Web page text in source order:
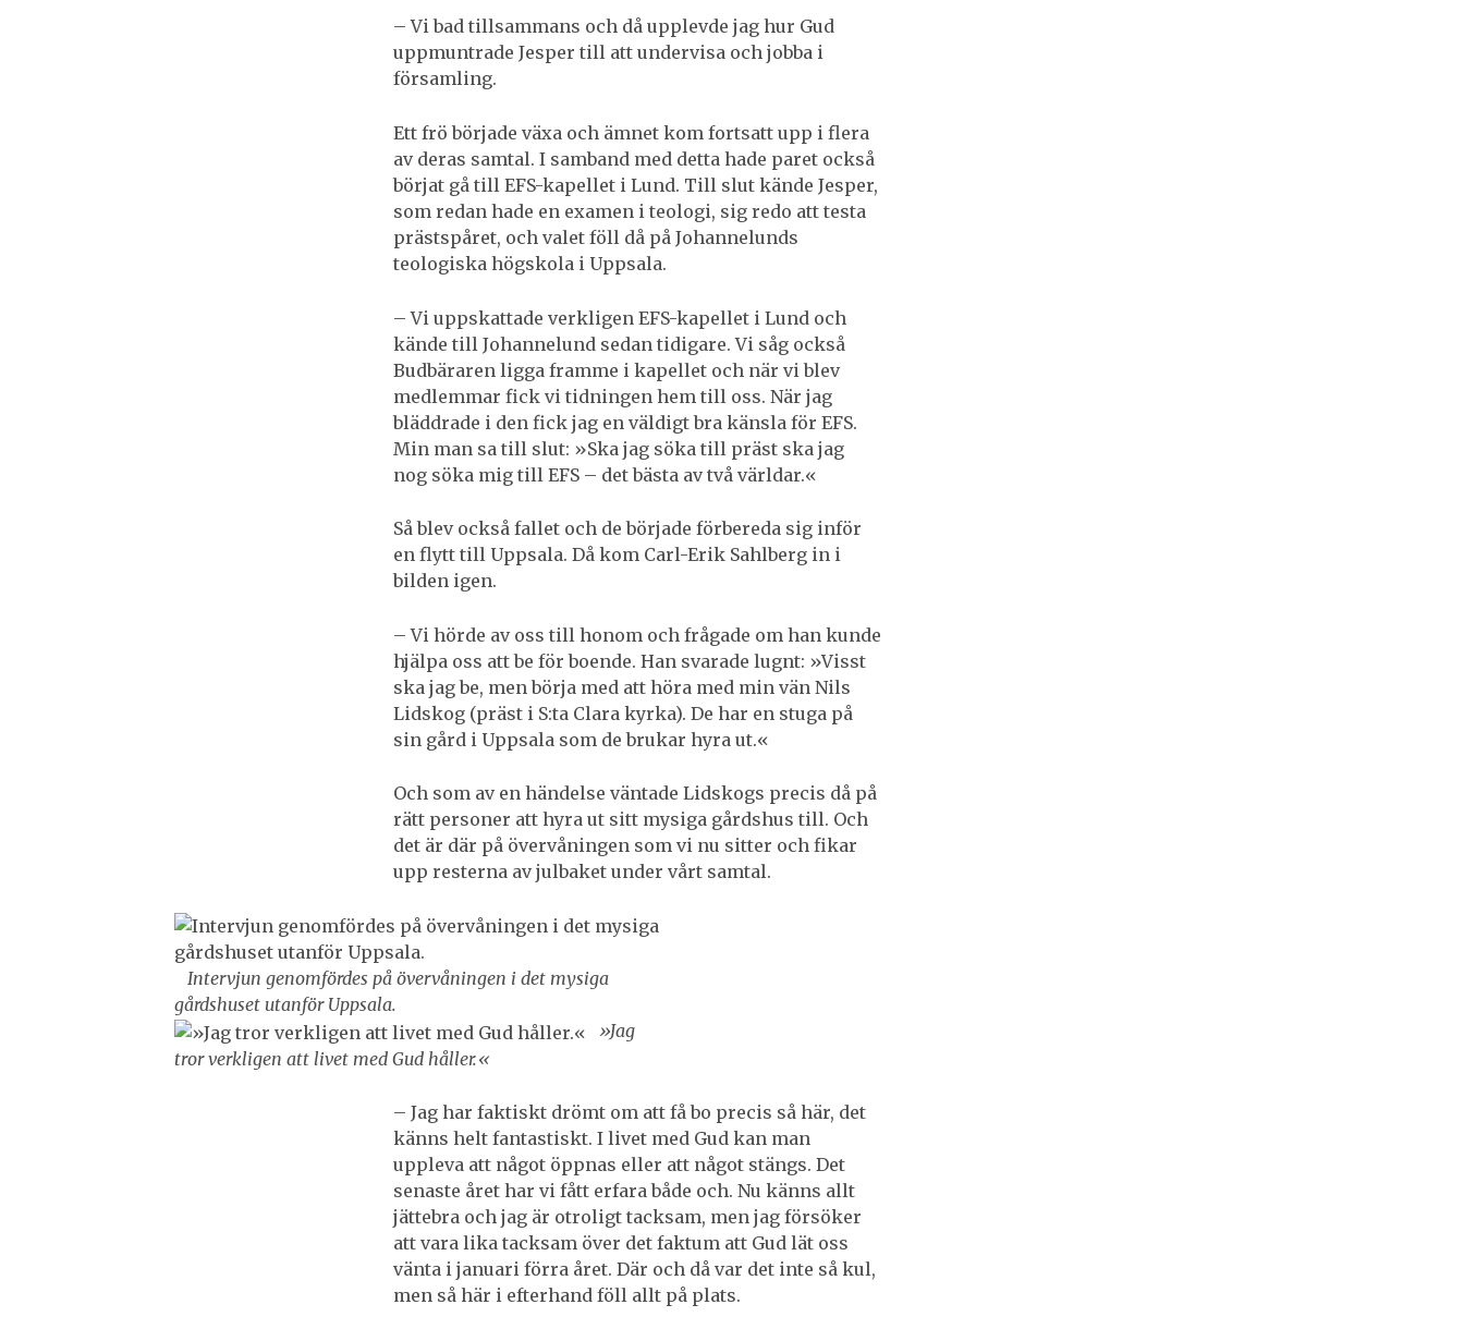
– Vi bad tillsammans och då upplevde jag hur Gud
uppmuntrade Jesper till att undervisa och jobba i
församling.
Ett frö började växa och ämnet kom fortsatt upp i flera
av deras samtal. I samband med detta hade paret också
börjat gå till EFS-kapellet i Lund. Till slut kände Jesper,
som redan hade en examen i teologi, sig redo att testa
prästspåret, och valet föll då på Johannelunds
teologiska högskola i Uppsala.
– Vi uppskattade verkligen EFS-kapellet i Lund och
kände till Johannelund sedan tidigare. Vi såg också
Budbäraren ligga framme i kapellet och när vi blev
medlemmar fick vi tidningen hem till oss. När jag
bläddrade i den fick jag en väldigt bra känsla för EFS.
Min man sa till slut: »Ska jag söka till präst ska jag
nog söka mig till EFS – det bästa av två världar.«
Så blev också fallet och de började förbereda sig inför
en flytt till Uppsala. Då kom Carl-Erik Sahlberg in i
bilden igen.
– Vi hörde av oss till honom och frågade om han kunde
hjälpa oss att be för boende. Han svarade lugnt: »Visst
ska jag be, men börja med att höra med min vän Nils
Lidskog (präst i S:ta Clara kyrka). De har en stuga på
sin gård i Uppsala som de brukar hyra ut.«
Och som av en händelse väntade Lidskogs precis då på
rätt personer att hyra ut sitt mysiga gårdshus till. Och
det är där på övervåningen som vi nu sitter och fikar
upp resterna av julbaket under vårt samtal.
Intervjun genomfördes på övervåningen i det mysiga
gårdshuset utanför Uppsala.
»Jag
tror verkligen att livet med Gud håller.«
– Jag har faktiskt drömt om att få bo precis så här, det
känns helt fantastiskt. I livet med Gud kan man
uppleva att något öppnas eller att något stängs. Det
senaste året har vi fått erfara både och. Nu känns allt
jättebra och jag är otroligt tacksam, men jag försöker
att vara lika tacksam över det faktum att Gud lät oss
vänta i januari förra året. Där och då var det inte så kul,
men så här i efterhand föll allt på plats.